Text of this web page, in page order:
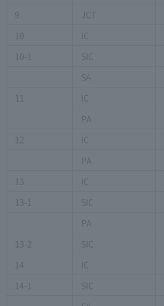
9
JCT
10
IC
10-1
SIC
SA
11
IC
PA
12
IC
PA
13
IC
13-1
SIC
PA
13-2
SIC
14
IC
14-1
SIC